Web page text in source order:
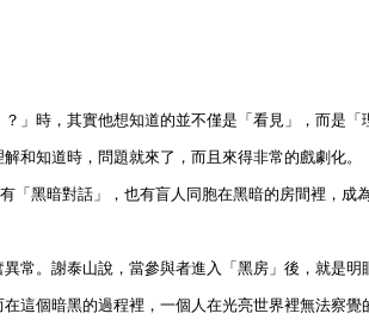
」時，其實他想知道的並不僅是「看見」，而是「
和知道時，問題就來了，而且來得非常的戲劇化。
「黑暗對話」，也有盲人同胞在黑暗的房間裡，成
常。謝泰山說，當參與者進入「黑房」後，就是明
這個暗黑的過程裡，一個人在光亮世界裡無法察覺